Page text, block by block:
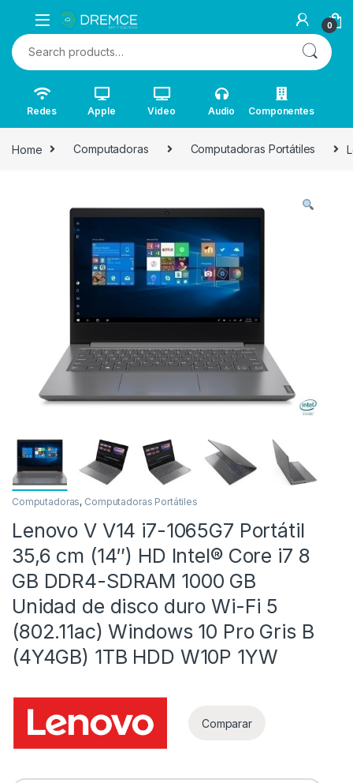
0
Search for:
Redes Apple Video Audio Componentes
Home Computadoras Computadoras Portátiles
Computadoras, Computadoras Portátiles
Lenovo V V14 i7-1065G7 Portátil
35,6 cm (14″) HD Intel® Core i7 8
GB DDR4-SDRAM 1000 GB
Unidad de disco duro Wi-Fi 5
(802.11ac) Windows 10 Pro Gris B
(4Y4GB) 1TB HDD W10P 1YW
Comparar